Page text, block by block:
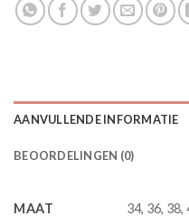
AANVULLENDE INFORMATIE
BEOORDELINGEN (0)
MAAT 34, 36, 38,